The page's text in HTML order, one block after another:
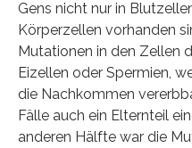
Gens nicht nur in
Körperzellen vorhanden
Mutationen in den Zellen
Eizellen oder Spermien,
die Nachkommen
Fälle auch ein Elternteil
anderen Hälfte war die